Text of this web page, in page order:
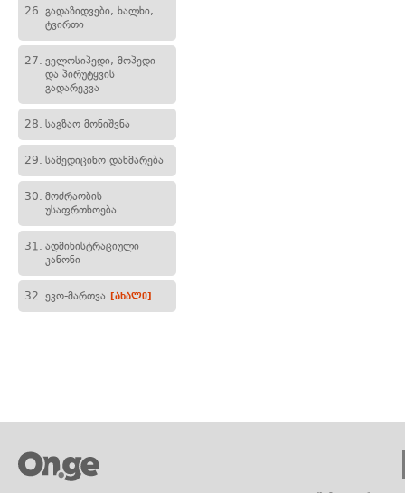
26. გადაზიდვები, ხალხი,
ტვირთი
27. ველოსიპედი, მოპედი
და პირუტყვის
გადარეკვა
28. საგზაო მონიშვნა
29. სამედიცინო დახმარება
30. მოძრაობის
უსაფრთხოება
31. ადმინისტრაციული
კანონი
32. ეკო-მართვა [ახალი]